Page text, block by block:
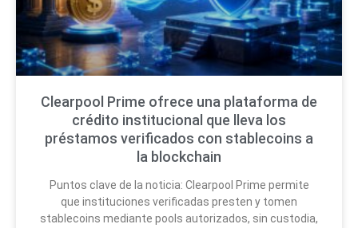
Clearpool Prime ofrece una plataforma de
crédito institucional que lleva los
préstamos verificados con stablecoins a
la blockchain
Puntos clave de la noticia: Clearpool Prime permite
que instituciones verificadas presten y tomen
stablecoins mediante pools autorizados, sin custodia,